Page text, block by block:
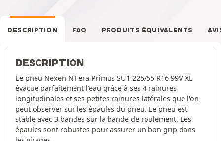
DESCRIPTION FAQ PRODUITS ÉQUIVALENTS
DESCRIPTION
Le pneu Nexen N'Fera Primus SU1 225/55 R16 99V XL
évacue parfaitement l'eau grâce à ses 4 rainures
longitudinales et ses petites rainures latérales que l'on
peut observer sur les épaules du pneu. Le pneu est
stable avec 3 bandes sur la bande de roulement. Les
épaules sont robustes pour assurer un bon grip dans